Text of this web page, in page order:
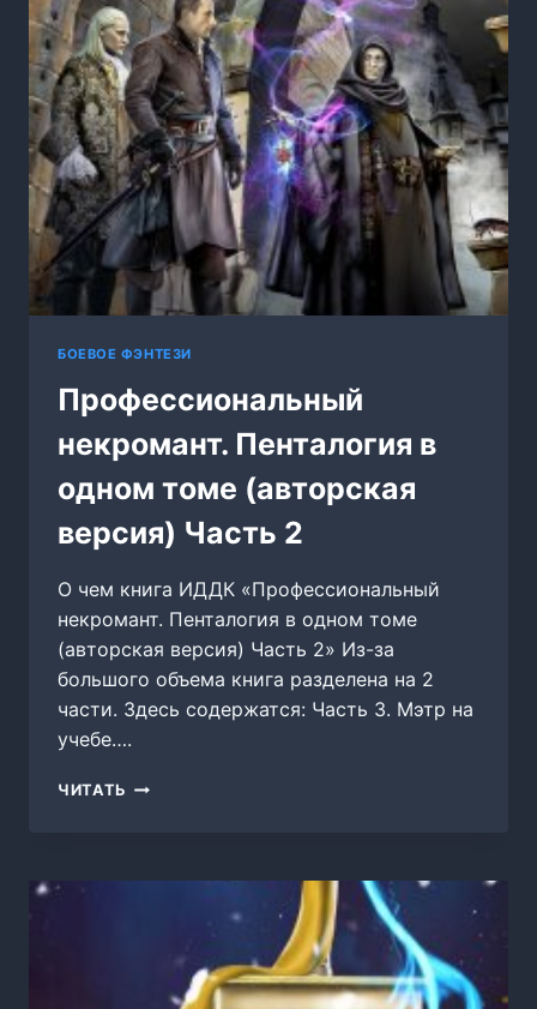
БОЕВОЕ ФЭНТЕЗИ
Профессиональный
некромант. Пенталогия в
одном томе (авторская
версия) Часть 2
О чем книга ИДДК «Профессиональный
некромант. Пенталогия в одном томе
(авторская версия) Часть 2» Из-за
большого объема книга разделена на 2
части. Здесь содержатся: Часть 3. Мэтр на
учебе….
ЧИТАТЬ ПРОФЕССИОНАЛЬНЫЙ
ОДНОМ